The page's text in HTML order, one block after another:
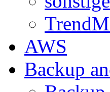
AWS
Backup